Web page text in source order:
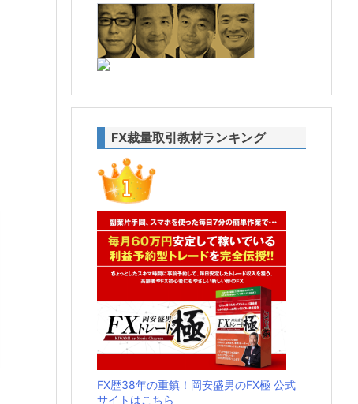
FX裁量取引教材ランキング
FX歴38年の重鎮！岡安盛男のFX極 公式
サイトはこちら